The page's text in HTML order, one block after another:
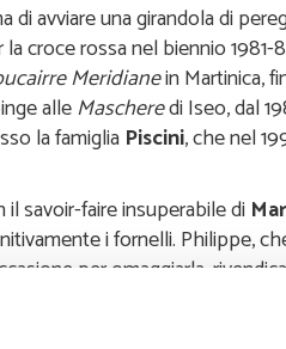
di avviare una girandola di
rossa nel biennio 1981-
Meridianein Martinica,
alleMascheredi Iseo, dal
la famiglia Piscini, che nel
savoir-faire insuperabile di
i fornelli. Philippe,
per omaggiarla,
nella fede che cinge